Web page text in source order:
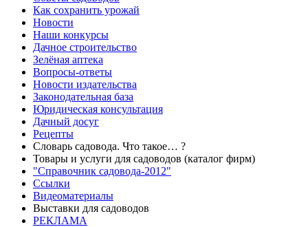
Как сохранить урожай
Новости
Наши конкурсы
Дачное строительство
Зелёная аптека
Вопросы-ответы
Новости издательства
Законодательная база
Юридическая консультация
Дачный досуг
Рецепты
Словарь садовода. Что такое… ?
Товары и услуги для садоводов (каталог фирм)
"Справочник садовода-2012"
Ссылки
Видеоматериалы
Выставки для садоводов
РЕКЛАМА